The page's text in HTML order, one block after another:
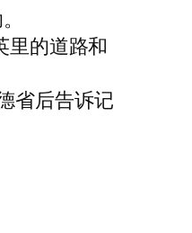
里的道路和
省后告诉记